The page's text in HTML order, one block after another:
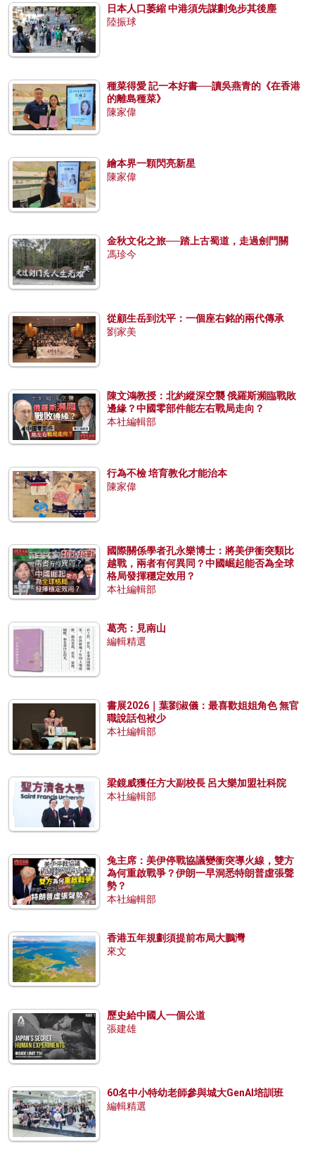
日本人口萎縮 中港須先謀劃免步其後塵
陸振球
種菜得愛 記一本好書──讀吳燕青的《在香港
的離島種菜》
陳家偉
繪本界一顆閃亮新星
陳家偉
金秋文化之旅──踏上古蜀道，走過劍門關
馮珍今
從顧生岳到沈平：一個座右銘的兩代傳承
劉家美
陳文鴻教授：北約縱深空襲 俄羅斯瀕臨戰敗
邊緣？中國零部件能左右戰局走向？
本社編輯部
行為不檢 培育教化才能治本
陳家偉
國際關係學者孔永樂博士：將美伊衝突類比
越戰，兩者有何異同？中國崛起能否為全球
格局發揮穩定效用？
本社編輯部
葛亮：見南山
編輯精選
書展2026｜葉劉淑儀：最喜歡姐姐角色 無官
職說話包袱少
本社編輯部
梁鏡威獲任方大副校長 呂大樂加盟社科院
本社編輯部
兔主席：美伊停戰協議變衝突導火線，雙方
為何重啟戰爭？伊朗一早洞悉特朗普虛張聲
勢？
本社編輯部
香港五年規劃須提前布局大鵬灣
來文
歷史給中國人一個公道
張建雄
60名中小特幼老師參與城大GenAI培訓班
編輯精選